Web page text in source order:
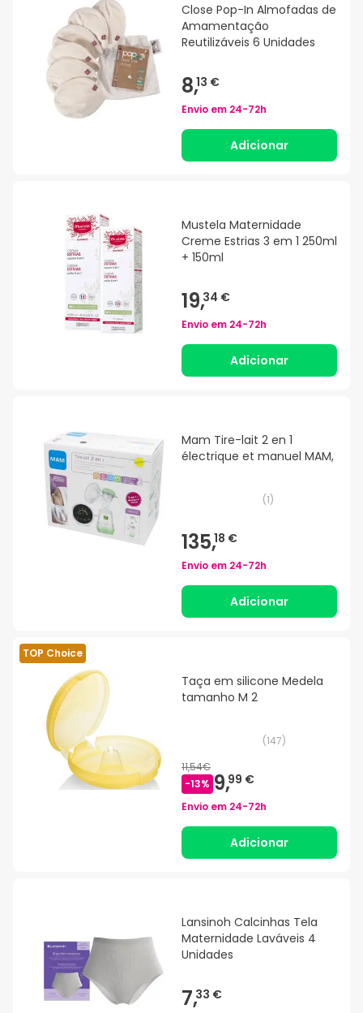
Close Pop-In Almofadas de
Amamentação
Reutilizáveis 6 Unidades
8,13 €
Envio em 24-72h
Adicionar
Mustela Maternidade
Creme Estrias 3 em 1 250ml
+ 150ml
19,34 €
Envio em 24-72h
Adicionar
Mam Tire-lait 2 en 1
électrique et manuel MAM,
(1)
135,18 €
Envio em 24-72h
Adicionar
TOP Choice
Taça em silicone Medela
tamanho M 2
(147)
11,54€
-13% 9,99 €
Envio em 24-72h
Adicionar
Lansinoh Calcinhas Tela
Maternidade Laváveis 4
Unidades
7,33 €